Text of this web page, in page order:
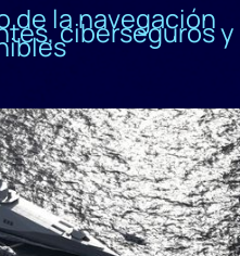
de la navegación
ciberseguros y